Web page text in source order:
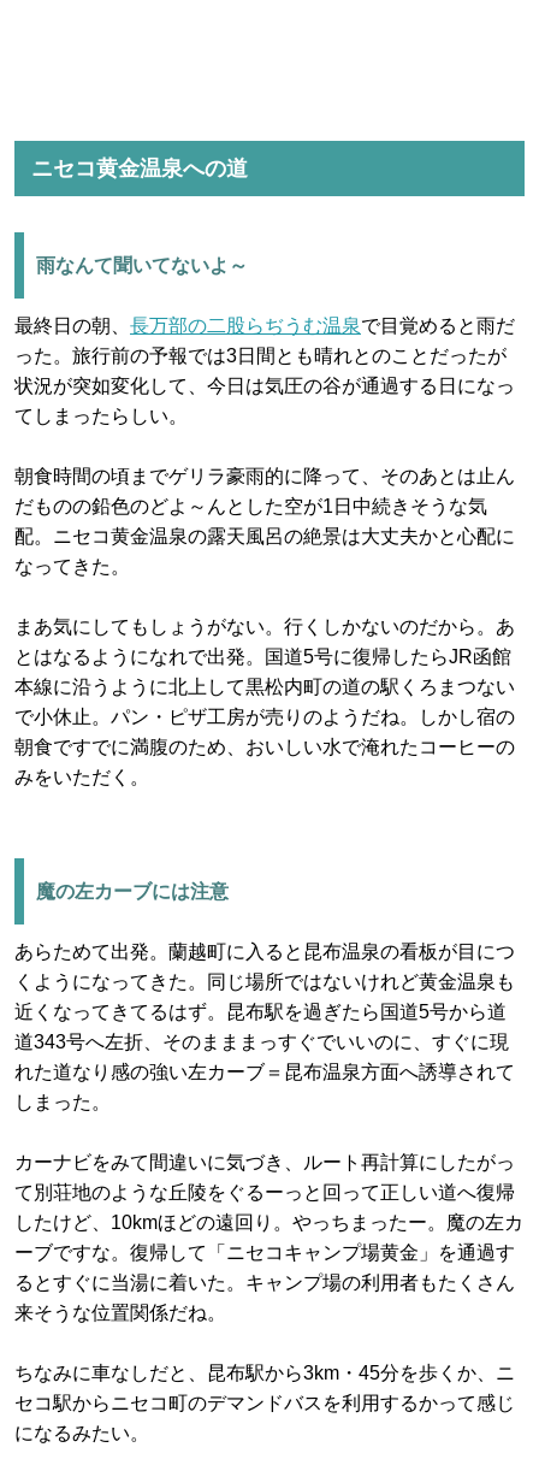
ニセコ黄金温泉への道
雨なんて聞いてないよ～
最終日の朝、 長万部の二股らぢうむ温泉で目覚めると雨だ
った。旅行前の予報では3日間とも晴れとのことだったが
状況が突如変化して、今日は気圧の谷が通過する日になっ
てしまったらしい。
朝食時間の頃までゲリラ豪雨的に降って、そのあとは止ん
だものの鉛色のどよ～んとした空が1日中続きそうな気
配。ニセコ黄金温泉の露天風呂の絶景は大丈夫かと心配に
なってきた。
まあ気にしてもしょうがない。行くしかないのだから。あ
とはなるようになれで出発。国道5号に復帰したらJR函館
本線に沿うように北上して黒松内町の道の駅くろまつない
で小休止。パン・ピザ工房が売りのようだね。しかし宿の
朝食ですでに満腹のため、おいしい水で淹れたコーヒーの
みをいただく。
魔の左カーブには注意
あらためて出発。蘭越町に入ると昆布温泉の看板が目につ
くようになってきた。同じ場所ではないけれど黄金温泉も
近くなってきてるはず。昆布駅を過ぎたら国道5号から道
道343号へ左折、そのまままっすぐでいいのに、すぐに現
れた道なり感の強い左カーブ＝昆布温泉方面へ誘導されて
しまった。
カーナビをみて間違いに気づき、ルート再計算にしたがっ
て別荘地のような丘陵をぐるーっと回って正しい道へ復帰
したけど、10kmほどの遠回り。やっちまったー。魔の左カ
ーブですな。復帰して「ニセコキャンプ場黄金」を通過す
るとすぐに当湯に着いた。キャンプ場の利用者もたくさん
来そうな位置関係だね。
ちなみに車なしだと、昆布駅から3km・45分を歩くか、ニ
セコ駅からニセコ町のデマンドバスを利用するかって感じ
になるみたい。